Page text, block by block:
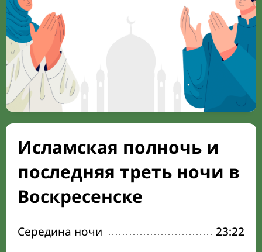
Исламская полночь и
последняя треть ночи в
Воскресенске
Середина ночи
23:22